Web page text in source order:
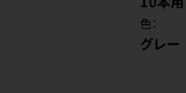
色：
グレー